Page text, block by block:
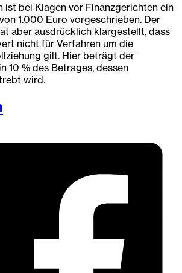
ist bei Klagen vor Finanzgerichten ein
1.000 Euro vorgeschrieben. Der
aber ausdrücklich klargestellt, dass
nicht für Verfahren um die
gilt. Hier beträgt der
10 % des Betrages, dessen
wird.